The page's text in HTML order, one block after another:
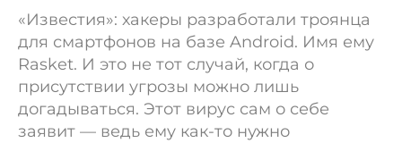
«Известия»: хакеры разработали троянца
для смартфонов на базе Android. Имя ему
Rasket. И это не тот случай, когда о
присутствии угрозы можно лишь
догадываться. Этот вирус сам о себе
заявит — ведь ему как-то нужно